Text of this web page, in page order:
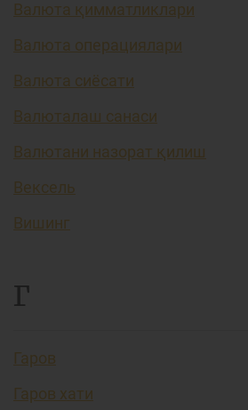
Валюта қимматликлари
Валюта операциялари
Валюта сиёсати
Валюталаш санаси
Валютани назорат қилиш
Вексель
Вишинг
Г
Гаров
Гаров хати